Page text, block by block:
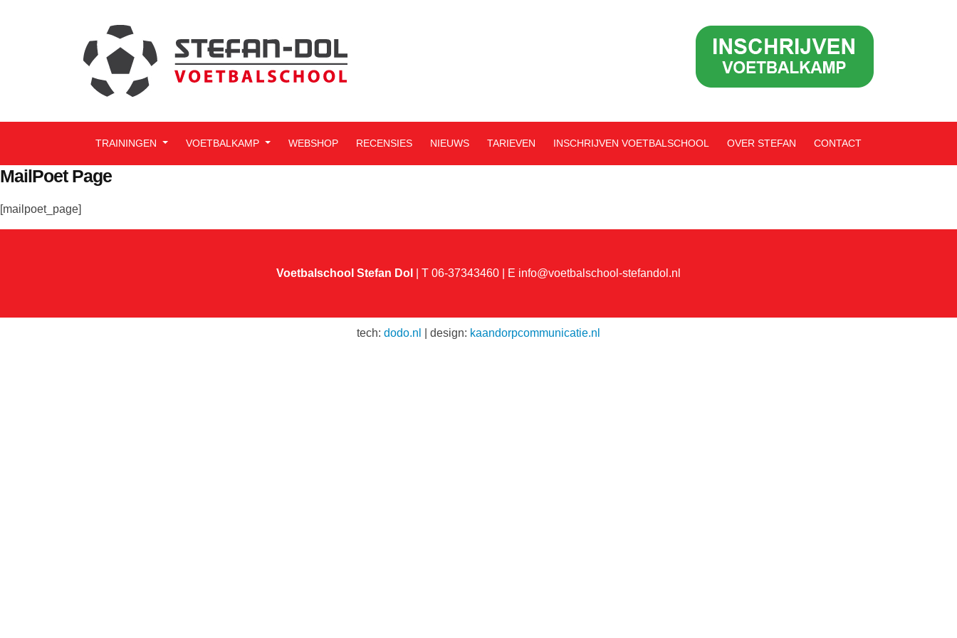
TRAININGEN VOETBALKAMP WEBSHOP RECENSIES NIEUWS TARIEVEN INSCHRIJVEN VOETBALSCHOOL OVER STEFAN CONTACT
MailPoet Page
[mailpoet_page]
Voetbalschool Stefan Dol | T 06-37343460 | E info@voetbalschool-stefandol.nl
tech: dodo.nl design: kaandorpcommunicatie.nl